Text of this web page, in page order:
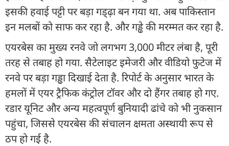
इसकी हवाई पट्टी पर बड़ा गड्ढ़ा बन गया था. अब पाकिस्तान
इन मलबों को साफ कर रहा है. और गड्ढे की मरम्मत कर रहा है.
एयरबेस का मुख्य रनवे जो लगभग 3,000 मीटर लंबा है, पूरी
तरह से तबाह हो गया. सैटेलाइट इमेजरी और वीडियो फुटेज में
रनवे पर बड़ा गड्ढा दिखाई देता है. रिपोर्ट के अनुसार भारत के
हमलों में एयर ट्रैफिक कंट्रोल टॉवर और दो हैंगर तबाह हो गए.
रडार यूनिट और अन्य महत्वपूर्ण बुनियादी ढांचे को भी नुकसान
पहुंचा, जिससे एयरबेस की संचालन क्षमता अस्थायी रूप से
ठप हो गई है.